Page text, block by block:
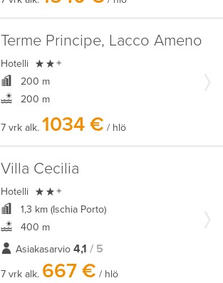
Terme Principe, Lacco Ameno
Hotelli  +
200 m
200 m
7 vrk alk. 1034 € / hlö
Villa Cecilia
Hotelli  +
1,3 km (Ischia Porto)
400 m
Asiakasarvio 4,1 / 5
7 vrk alk. 667 € / hlö